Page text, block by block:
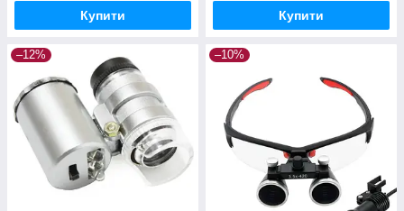
Купити Купити
–12% –10%